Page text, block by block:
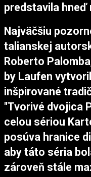
predstavila hneď
Najväčšiu
talianskej
Roberto
by Laufen
inšpirované
"Tvorivé dvojica
celou sériou
posúva hranice
aby táto séria
zároveň stále